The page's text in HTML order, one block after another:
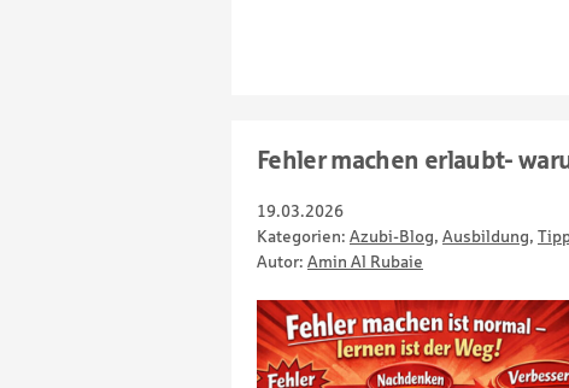
Fehler machen erlaubt-
19.03.2026
Kategorien: Azubi-Blog, Ausbildung,
Autor: Amin Al Rubaie